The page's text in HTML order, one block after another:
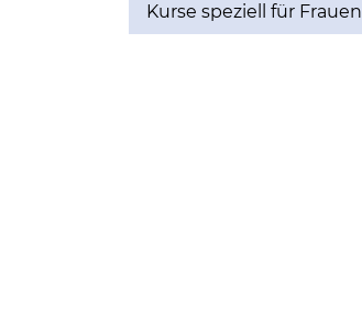
Kurse speziell für Frauen